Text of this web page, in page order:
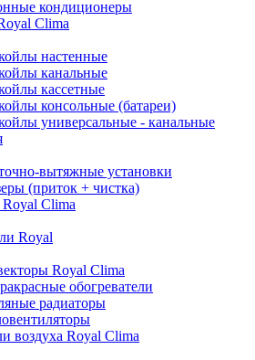
кондиционеры
Clima
настенные
канальные
кассетные
консольные (батареи)
универсальные - канальные
вытяжные установки
(приток + чистка)
Clima
Royal
Royal Clima
обогреватели
радиаторы
воздуха Royal Clima